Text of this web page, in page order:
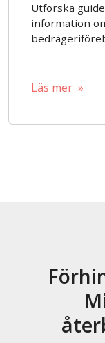
Utforska
information
Läs mer »